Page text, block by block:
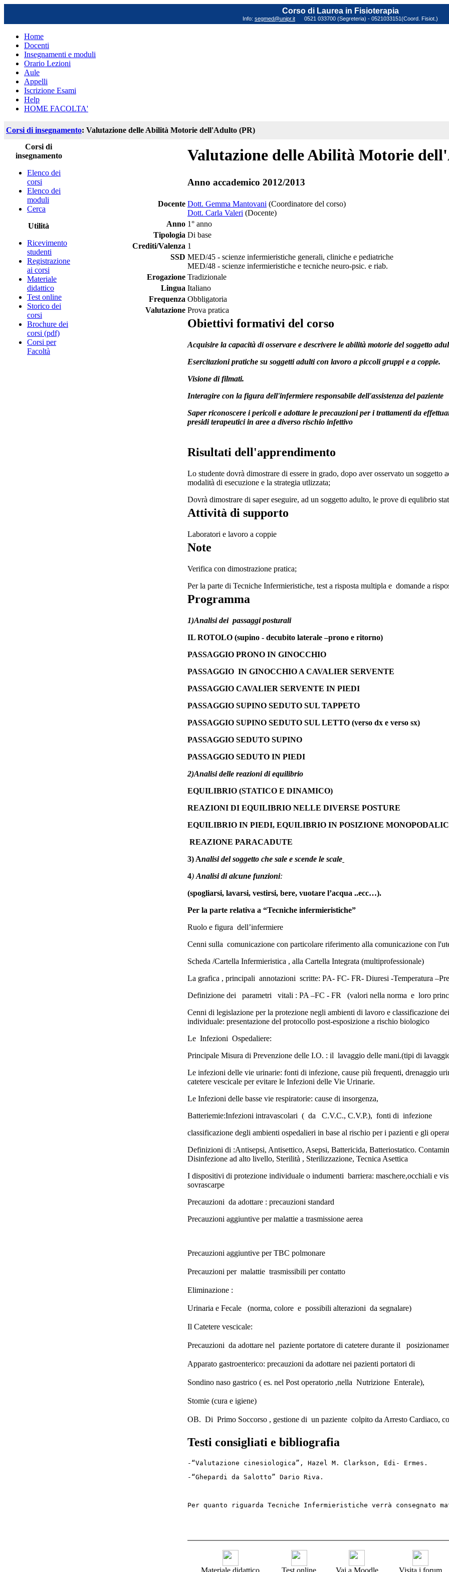
Corso di Laurea in Fisioterapia
Info: segmed@unipr.it 0521 033700 (Segreteria) - 0521033151(Coord. Fisiot.)
Home
Docenti
Insegnamenti e moduli
Orario Lezioni
Aule
Appelli
Iscrizione Esami
Help
HOME FACOLTA'
Corsi di insegnamento: Valutazione delle Abilità Motorie dell'Adulto (PR)
Corsi di
insegnamento
Elenco dei
corsi
Elenco dei
moduli
Cerca
Utilità
Ricevimento
studenti
Registrazione
ai corsi
Materiale
didattico
Test online
Storico dei
corsi
Brochure dei
corsi (pdf)
Corsi per
Facoltà
Valutazione delle Abilità Motorie
Anno accademico 2012/2013
Docente Dott. Gemma Mantovani (Coordinatore del corso)
Dott. Carla Valeri (Docente)
Anno 1° anno
Tipologia Di base
Crediti/Valenza 1
SSD MED/45 - scienze infermieristiche generali, cliniche e pediatriche
MED/48 - scienze infermieristiche e tecniche neuro-psic. e riab.
Erogazione Tradizionale
Lingua Italiano
Frequenza Obbligatoria
Valutazione Prova pratica
Obiettivi formativi del corso
Acquisire la capacità di osservare e descrivere le abilità motorie del soggetto
Esercitazioni pratiche su soggetti adulti con lavoro a piccoli gruppi e a coppie.
Visione di filmati.
Interagire con la figura dell'infermiere responsabile dell'assistenza del paziente
Saper riconoscere i pericoli e adottare le precauzioni per i trattamenti da
presidi terapeutici in aree a diverso rischio infettivo
Risultati dell'apprendimento
Lo studente dovrà dimostrare di essere in grado, dopo aver osservato un
modalità di esecuzione e la strategia utlizzata;
Dovrà dimostrare di saper eseguire, ad un soggetto adulto, le prove di equlibrio
Attività di supporto
Laboratori e lavoro a coppie
Note
Verifica con dimostrazione pratica;
Per la parte di Tecniche Infermieristiche, test a risposta multipla e domande a
Programma
1)Analisi dei passaggi posturali
IL ROTOLO (supino - decubito laterale –prono e ritorno)
PASSAGGIO PRONO IN GINOCCHIO
PASSAGGIO IN GINOCCHIO A CAVALIER SERVENTE
PASSAGGIO CAVALIER SERVENTE IN PIEDI
PASSAGGIO SUPINO SEDUTO SUL TAPPETO
PASSAGGIO SUPINO SEDUTO SUL LETTO (verso dx e verso sx)
PASSAGGIO SEDUTO SUPINO
PASSAGGIO SEDUTO IN PIEDI
2)Analisi delle reazioni di equilibrio
EQUILIBRIO (STATICO E DINAMICO)
REAZIONI DI EQUILIBRIO NELLE DIVERSE POSTURE
EQUILIBRIO IN PIEDI, EQUILIBRIO IN POSIZIONE
REAZIONE PARACADUTE
3) Analisi del soggetto che sale e scende le scale
4) Analisi di alcune funzioni:
(spogliarsi, lavarsi, vestirsi, bere, vuotare l’acqua ..ecc…).
Per la parte relativa a “Tecniche infermieristiche”
Ruolo e figura dell’infermiere
Cenni sulla comunicazione con particolare riferimento alla comunicazione con
Scheda /Cartella Infermieristica , alla Cartella Integrata (multiprofessionale)
La grafica , principali annotazioni scritte: PA- FC- FR- Diuresi -Temperatura
Definizione dei parametri vitali : PA –FC - FR (valori nella norma e loro
Cenni di legislazione per la protezione negli ambienti di lavoro e classificazione
individuale: presentazione del protocollo post-esposizione a rischio biologico
Le Infezioni Ospedaliere:
Principale Misura di Prevenzione delle I.O. : il lavaggio delle mani.(tipi di
Le infezioni delle vie urinarie: fonti di infezione, cause più frequenti, drenaggio
catetere vescicale per evitare le Infezioni delle Vie Urinarie.
Le Infezioni delle basse vie respiratorie: cause di insorgenza,
Batteriemie:Infezioni intravascolari ( da C.V.C., C.V.P.), fonti di infezione
classificazione degli ambienti ospedalieri in base al rischio per i pazienti e gli
Definizioni di :Antisepsi, Antisettico, Asepsi, Battericida, Batteriostatico.
Disinfezione ad alto livello, Sterilità , Sterilizzazione, Tecnica Asettica
I dispositivi di protezione individuale o indumenti barriera: maschere,occhiali e
sovrascarpe
Precauzioni da adottare : precauzioni standard
Precauzioni aggiuntive per malattie a trasmissione aerea
Precauzioni aggiuntive per TBC polmonare
Precauzioni per malattie trasmissibili per contatto
Eliminazione :
Urinaria e Fecale (norma, colore e possibili alterazioni da segnalare)
Il Catetere vescicale:
Precauzioni da adottare nel paziente portatore di catetere durante il
Apparato gastroenterico: precauzioni da adottare nei pazienti portatori di
Sondino naso gastrico ( es. nel Post operatorio ,nella Nutrizione Enterale),
Stomie (cura e igiene)
OB. Di Primo Soccorso , gestione di un paziente colpito da Arresto Cardiaco,
Testi consigliati e bibliografia
-“Valutazione cinesiologica”, Hazel M. Clarkson, Edi- Ermes.
-“Ghepardi da Salotto” Dario Riva.
Per quanto riguarda Tecniche Infermieristiche verrà consegnato
Materiale didattico Test online Vai a Moodle Visita i forum